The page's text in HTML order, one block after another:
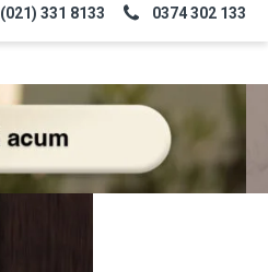
(021) 331 8133 0374 302 133